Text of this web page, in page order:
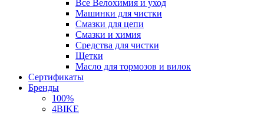
Все Велохимия и уход
Машинки для чистки
Смазки для цепи
Смазки и химия
Средства для чистки
Щетки
Масло для тормозов и вилок
Сертификаты
Бренды
100%
4BIKE